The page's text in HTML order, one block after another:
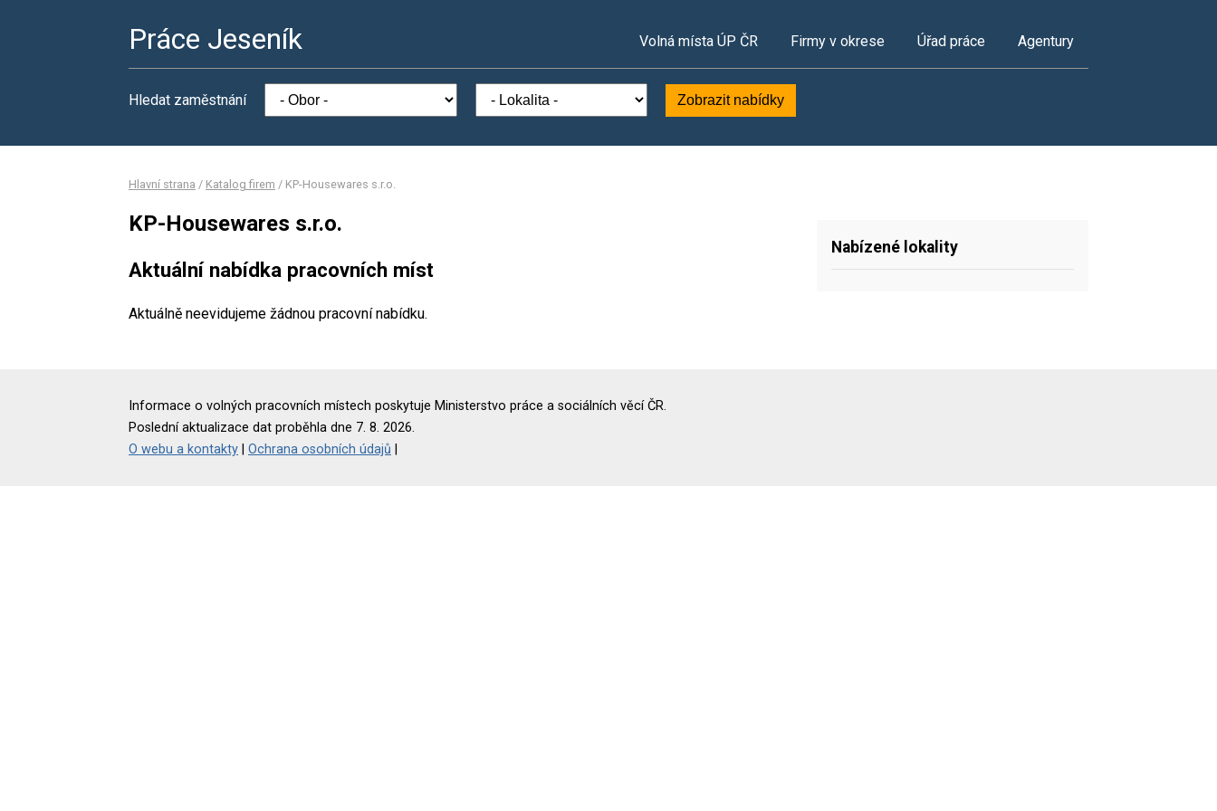
Práce Jeseník Volná místa ÚP ČR Firmy v okrese Úřad práce Agentury
Hledat zaměstnání Zobrazit nabídky
Hlavní strana / Katalog firem / KP-Housewares s.r.o.
KP-Housewares s.r.o.
Aktuální nabídka pracovních míst
Aktuálně neevidujeme žádnou pracovní nabídku.
Nabízené lokality
Informace o volných pracovních místech poskytuje Ministerstvo práce a sociálních věcí ČR.
Poslední aktualizace dat proběhla dne 7. 8. 2026.
O webu a kontakty
Ochrana osobních údajů